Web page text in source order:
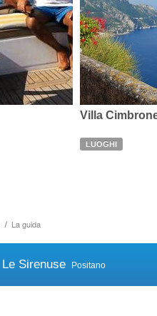
La guida
Villa
LUOGHI
Le Sirenuse Positano